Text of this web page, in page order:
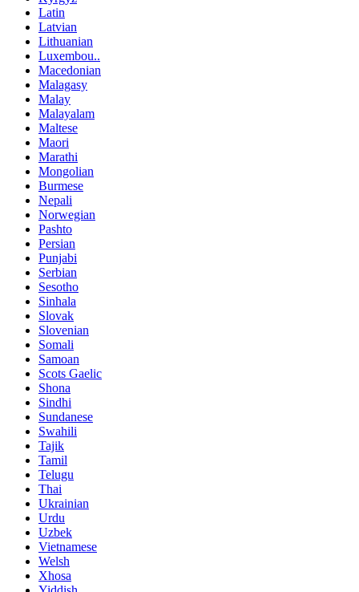
Latin
Latvian
Lithuanian
Luxembou..
Macedonian
Malagasy
Malay
Malayalam
Maltese
Maori
Marathi
Mongolian
Burmese
Nepali
Norwegian
Pashto
Persian
Punjabi
Serbian
Sesotho
Sinhala
Slovak
Slovenian
Somali
Samoan
Scots Gaelic
Shona
Sindhi
Sundanese
Swahili
Tajik
Tamil
Telugu
Thai
Ukrainian
Urdu
Uzbek
Vietnamese
Welsh
Xhosa